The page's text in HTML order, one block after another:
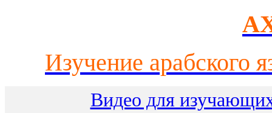
Изучение арабского
Видео для